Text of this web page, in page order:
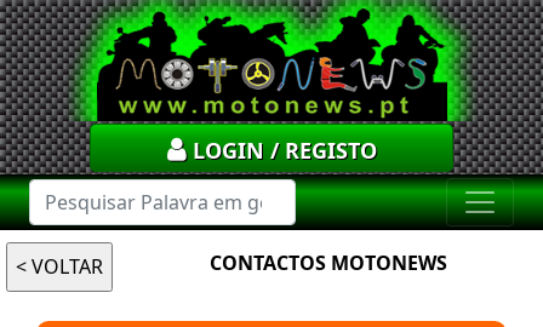
LOGIN / REGISTO
CONTACTOS MOTONEWS